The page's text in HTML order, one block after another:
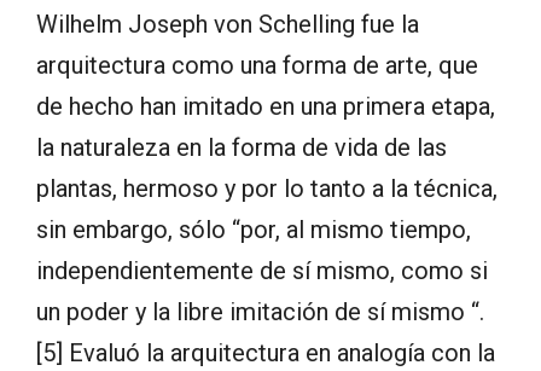
Wilhelm Joseph von Schelling fue la
arquitectura como una forma de arte, que
de hecho han imitado en una primera etapa,
la naturaleza en la forma de vida de las
plantas, hermoso y por lo tanto a la técnica,
sin embargo, sólo “por, al mismo tiempo,
independientemente de sí mismo, como si
un poder y la libre imitación de sí mismo “.
[5] Evaluó la arquitectura en analogía con la